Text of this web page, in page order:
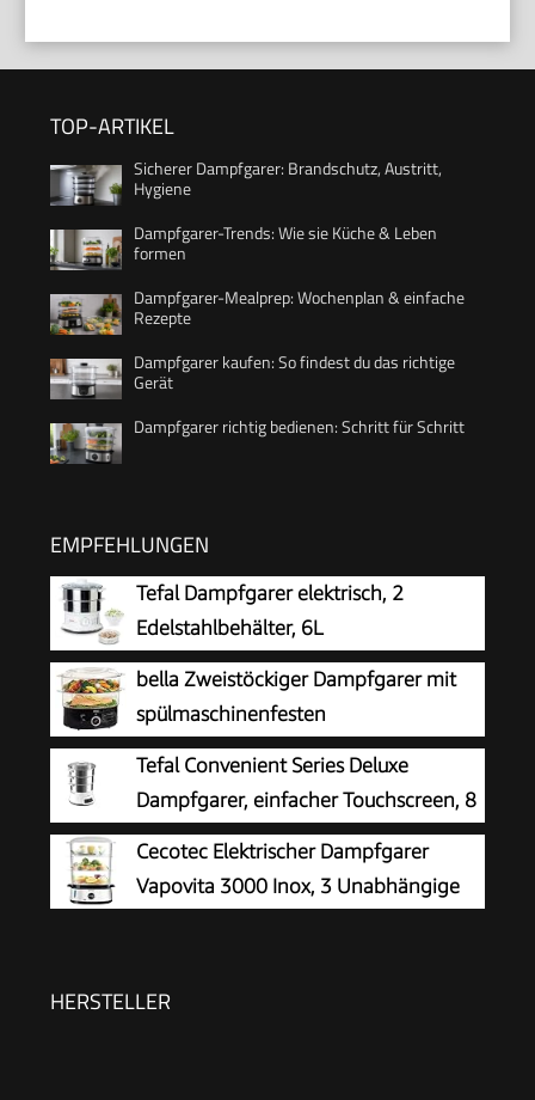
TOP-ARTIKEL
Sicherer Dampfgarer: Brandschutz, Austritt,
Hygiene
Dampfgarer-Trends: Wie sie Küche & Leben
formen
Dampfgarer-Mealprep: Wochenplan & einfache
Rezepte
Dampfgarer kaufen: So findest du das richtige
Gerät
Dampfgarer richtig bedienen: Schritt für Schritt
EMPFEHLUNGEN
Tefal Dampfgarer elektrisch, 2
Edelstahlbehälter, 6L
Fassungsvermögen, Dampfkocher mit
24cm Durchmesser, Timer und automatische
Abschaltung, 900W, weiß, VC1451
bella Zweistöckiger Dampfgarer mit
spülmaschinenfesten
Deckeln,stapelbaren Körben und
herausnehmbarem Boden für
schnelles,gleichzeitiges Garen-automatische
Abschaltung u.Trockengehschutz,7,4l,Schwarz
Tefal Convenient Series Deluxe
Dampfgarer, einfacher Touchscreen, 8
Programme, Garen auf 3 Ebenen,
Behälter aus Edelstahl, langlebige Qualität,
gesunde Zubereitung, Edelstahl/weiß, VC502D
Cecotec Elektrischer Dampfgarer
Vapovita 3000 Inox, 3 Unabhängige
Spülmaschinengeeignet, Edelstahl, 9L Kapazität
HERSTELLER